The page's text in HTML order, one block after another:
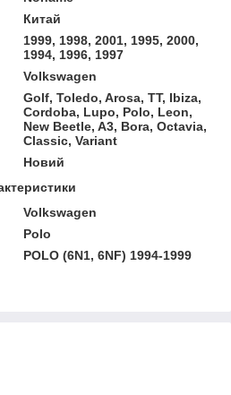
Китай
1999, 1998, 2001, 1995, 2000,
1994, 1996, 1997
Volkswagen
Golf, Toledo, Arosa, TT, Ibiza,
Cordoba, Lupo, Polo, Leon,
New Beetle, A3, Bora, Octavia,
Classic, Variant
Новий
Volkswagen
Polo
POLO (6N1, 6NF) 1994-1999